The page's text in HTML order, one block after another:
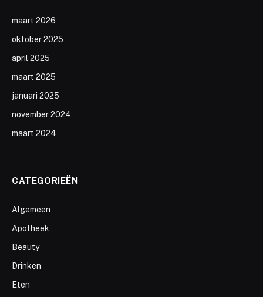
maart 2026
oktober 2025
april 2025
maart 2025
januari 2025
november 2024
maart 2024
CATEGORIEËN
Algemeen
Apotheek
Beauty
Drinken
Eten